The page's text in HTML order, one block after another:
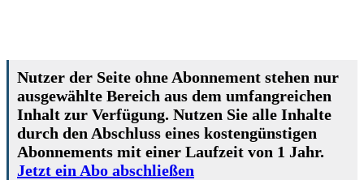
Nutzer der Seite ohne Abonnement stehen nur
ausgewählte Bereich aus dem umfangreichen
Inhalt zur Verfügung. Nutzen Sie alle Inhalte
durch den Abschluss eines kostengünstigen
Abonnements mit einer Laufzeit von 1 Jahr.
Jetzt ein Abo abschließen